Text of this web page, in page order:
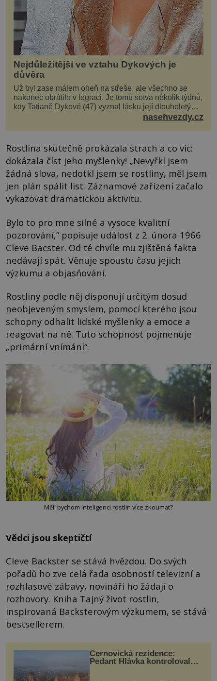
Nejdůležitější ve vztahu Dykových je
důvěra
Už byl zase málem oheň na střeše, ale všechno se
nakonec obrátilo v legraci. Je tomu sotva několik týdnů,
kdy Tatianě Dykové (47) vyznal lásku její dlouholetý
kolega a kamarád. Lidé si hned mysleli, ž...nasehvezdy.cz
Rostlina skutečně prokázala strach a co víc:
dokázala číst jeho myšlenky! „Nevyřkl jsem
žádná slova, nedotkl jsem se rostliny, měl jsem
jen plán spálit list. Záznamové zařízení začalo
vykazovat dramatickou aktivitu.
Bylo to pro mne silné a vysoce kvalitní
pozorování,“ popisuje událost z 2. února 1966
Cleve Bacster. Od té chvíle mu zjištěná fakta
nedávají spát. Věnuje spoustu času jejich
výzkumu a objasňování.
Rostliny podle něj disponují určitým dosud
neobjeveným smyslem, pomocí kterého jsou
schopny odhalit lidské myšlenky a emoce a
reagovat na ně. Tuto schopnost pojmenuje
„primární vnímání“.
Měli bychom inteligenci rostlin více zkoumat?
Vědci jsou skeptičtí
Cleve Backster se stává hvězdou. Do svých
pořadů ho zve celá řada osobností televizní a
rozhlasové zábavy, novináři ho žádají o
rozhovory. Kniha Tajný život rostlin,
inspirovaná Backsterovým výzkumem, se stává
bestsellerem.
Černovická rezidence:
Pedant Hlávka kontroloval